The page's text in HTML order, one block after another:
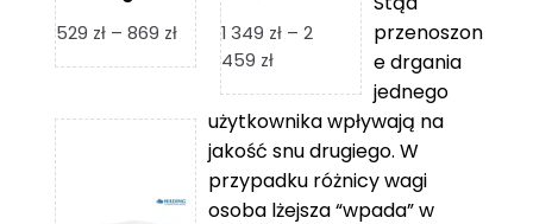
529 zł – 869 złZakres
cen:
529 zł
do
869 zł
1 349 zł – 2
459 złZakres
od
1
349 zł
przenoszon
e drgania
jednego
użytkownika wpływają na
jakość snu drugiego. W
przypadku różnicy wagi
osoba lżejsza “wpada” w